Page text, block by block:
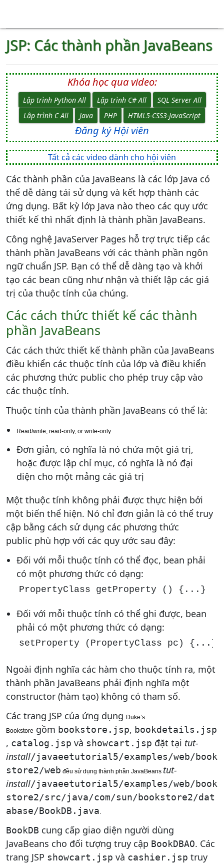
JSP: Các thành phần JavaBeans
Khóa học qua video:
Lập trình Python All Lập trình C# All
SQL Server All
Lập trình C All
Java PHP HTML5-CSS3-JavaScript
Đăng ký Hội viên
Tất cả các video dành cho hội viên
Các thành phần của JavaBeans là các lớp Java có
thể dễ dàng tái sử dụng và kết hợp thành các
ứng dụng. Bất kỳ lớp Java nào theo các quy ước
thiết kế thì nhất định là thành phần JavaBeans.
Công nghệ JavaServer Pages hỗ trợ trực tiếp các
thành phần JavaBeans với các thành phần ngôn
ngữ chuẩn JSP. Bạn có thể dễ dàng tạo và khởi
tạo các bean cũng như nhận và thiết lập các giá
trị của thuộc tính của chúng.
Các cách thức thiết kế các thành
phần JavaBeans
Các cách thức thiết kế thành phần của JavaBeans
điều khiển các thuộc tính của lớp và điều khiển
các phương thức public cho phép truy cập vào
các thuộc tính.
Thuộc tính của thành phần JavaBeans có thể là:
Read/write, read-only, or write-only
Đơn giản, có nghĩa là nó chứa một giá trị,
hoặc được lập chỉ mục, có nghĩa là nó đại
diện cho một mảng các giá trị
Một thuộc tính không phải được thực hiện bởi
một biến thể hiện. Nó chỉ đơn giản là có thể truy
cập bằng cách sử dụng các phương thức
public phù hợp với các quy ước sau đây:
Đối với mỗi thuộc tính có thể đọc, bean phải
có một phương thức có dạng:
PropertyClass getProperty () {...}
Đối với mỗi thuộc tính có thể ghi được, bean
phải có một phương thức có dạng:
setProperty (PropertyClass pc) {...}
Ngoài định nghĩa các hàm cho thuộc tính ra, một
thành phần JavaBeans phải định nghĩa một
constructor (hàm tạo) không có tham số.
Các trang JSP của ứng dụng Duke’s
Bookstore gồm bookstore.jsp, bookdetails.jsp
, catalog.jsp và showcart.jsp đặt tại tut-
install/javaeetutorial5/examples/web/book
store2/web đều sử dụng thành phần JavaBeans tut-
install/javaeetutorial5/examples/web/book
store2/src/java/com/sun/bookstore2/dat
abase/BookDB.java.
BookDB cung cấp giao diện người dùng
JavaBeans cho đối tượng truy cập BookDBAO. Các
trang JSP showcart.jsp và cashier.jsp truy